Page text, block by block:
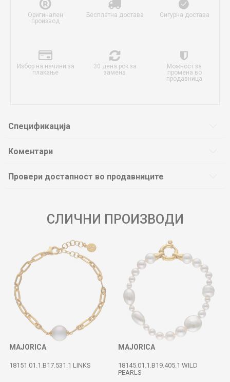
Оригинален
производ
Бесплатна достава Сигурна достава
Избор на начини за
плаќање
30 дена рок за
замена
Можност за
промена во
продавница
Спецификација
Коментари
Провери достапност во продавниците
СЛИЧНИ ПРОИЗВОДИ
MAJORICA
18151.01.1.B17.531.1 LINKS
MAJORICA
18145.01.1.B19.405.1 WILD
PEARLS